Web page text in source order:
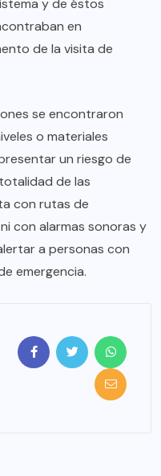
en
de la visita de
se encontraron
o materiales
un riesgo de
de las
con rutas de
con alarmas sonoras y
a personas con
emergencia.